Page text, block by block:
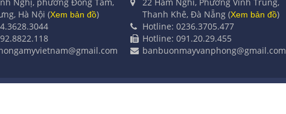
Hà Nội (Xem bản đồ)
Thanh Khê, Đà Nẵng (Xem bản đồ)
Hotline: 0236.3705.477
Hotline: 091.20.29.455
banbuonmayvanphong@gmail.com